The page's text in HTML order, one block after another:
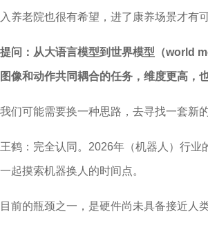
入养老院也很有希望，进了康养场景才有
提问：从大语言模型到世界模型（world
图像和动作共同耦合的任务，维度更高，
我们可能需要换一种思路，去寻找一套新
王鹤：完全认同。2026年（机器人）行业
一起摸索机器换人的时间点。
目前的瓶颈之一，是硬件尚未具备接近人